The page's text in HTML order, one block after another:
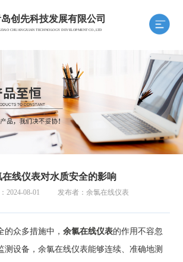
创先科技发展有限公司
CHUANGXIAN TECHNOLOGY DEVELOPMENT CO.,LTD
在线仪表对水质安全的影响
2024-08-01 发布者：余氯在线仪表
众多措施中，余氯在线仪表的作用不容忽
测设备，余氯在线仪表能够连续、准确地测